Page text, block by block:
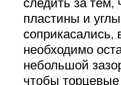
пластины и
соприкасались,
необходимо
небольшой
чтобы